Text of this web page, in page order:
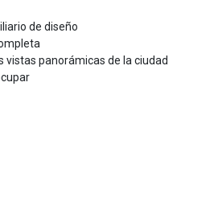
de diseño
vistas panorámicas de la ciudad